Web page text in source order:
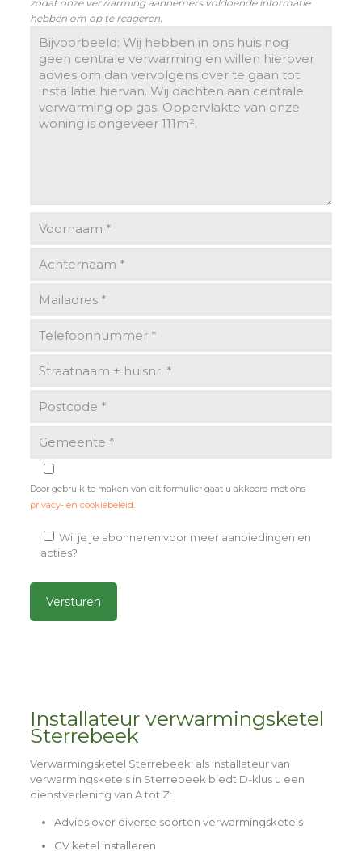
zodat onze verwarming aannemers voldoende informatie
hebben om op te reageren.
Door gebruik te maken van dit formulier gaat u akkoord met ons
privacy- en cookiebeleid
Wil je je abonneren voor meer aanbiedingen en
acties?
Installateur verwarmingsketel
Sterrebeek
Verwarmingsketel Sterrebeek: als installateur van
verwarmingsketels in Sterrebeek biedt D-klus u een
dienstverlening van A tot Z:
Advies over diverse soorten verwarmingsketels
CV ketel installeren